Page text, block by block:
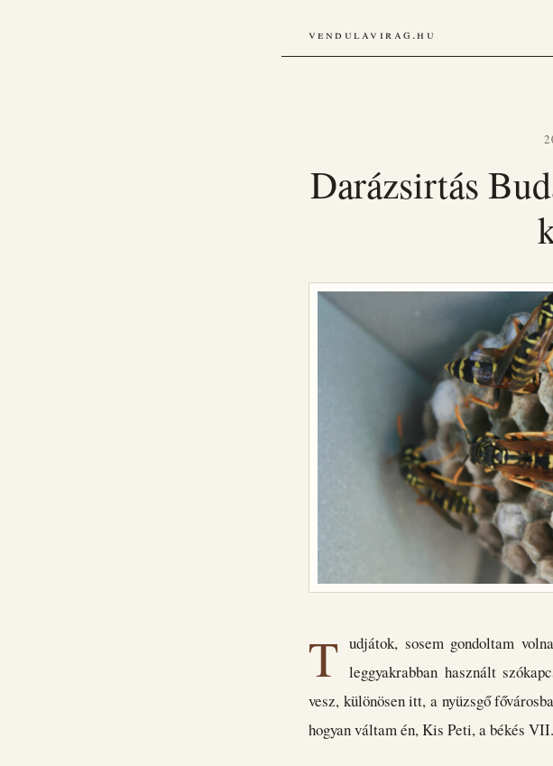
vendulavirag.hu
Darázsirtás
T udjátok, sosem gondoltam
leggyakrabban használt
vesz, különösen itt, a nyüzsgő
hogyan váltam én, Kis Peti, a békés